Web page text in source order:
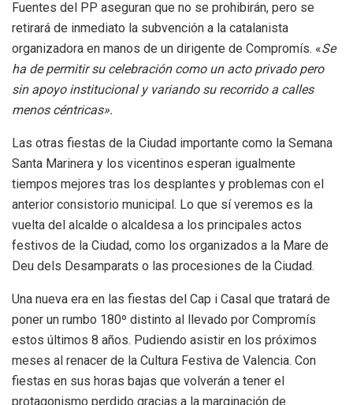
Fuentes del PP aseguran que no se prohibirán, pero se
retirará de inmediato la subvención a la catalanista
organizadora en manos de un dirigente de Compromís. «Se
ha de permitir su celebración como un acto privado pero
sin apoyo institucional y variando su recorrido a calles
menos céntricas».
Las otras fiestas de la Ciudad importante como la Semana
Santa Marinera y los vicentinos esperan igualmente
tiempos mejores tras los desplantes y problemas con el
anterior consistorio municipal. Lo que sí veremos es la
vuelta del alcalde o alcaldesa a los principales actos
festivos de la Ciudad, como los organizados a la Mare de
Deu dels Desamparats o las procesiones de la Ciudad.
Una nueva era en las fiestas del Cap i Casal que tratará de
poner un rumbo 180º distinto al llevado por Compromís
estos últimos 8 años. Pudiendo asistir en los próximos
meses al renacer de la Cultura Festiva de Valencia. Con
fiestas en sus horas bajas que volverán a tener el
protagonismo perdido gracias a la marginación de